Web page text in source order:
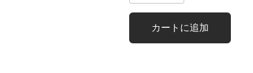
カートに追加